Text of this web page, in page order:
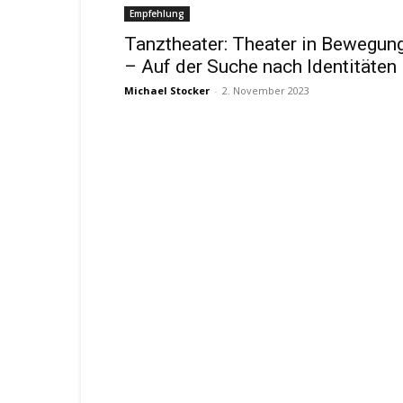
Empfehlung
Tanztheater: Theater in
– Auf der Suche nach Identitäten
Michael Stocker - 2. November 2023